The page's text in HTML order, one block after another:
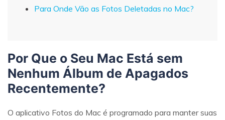
Para Onde Vão as Fotos Deletadas no Mac?
Por Que o Seu Mac Está sem
Nenhum Álbum de Apagados
Recentemente?
O aplicativo Fotos do Mac é programado para manter suas